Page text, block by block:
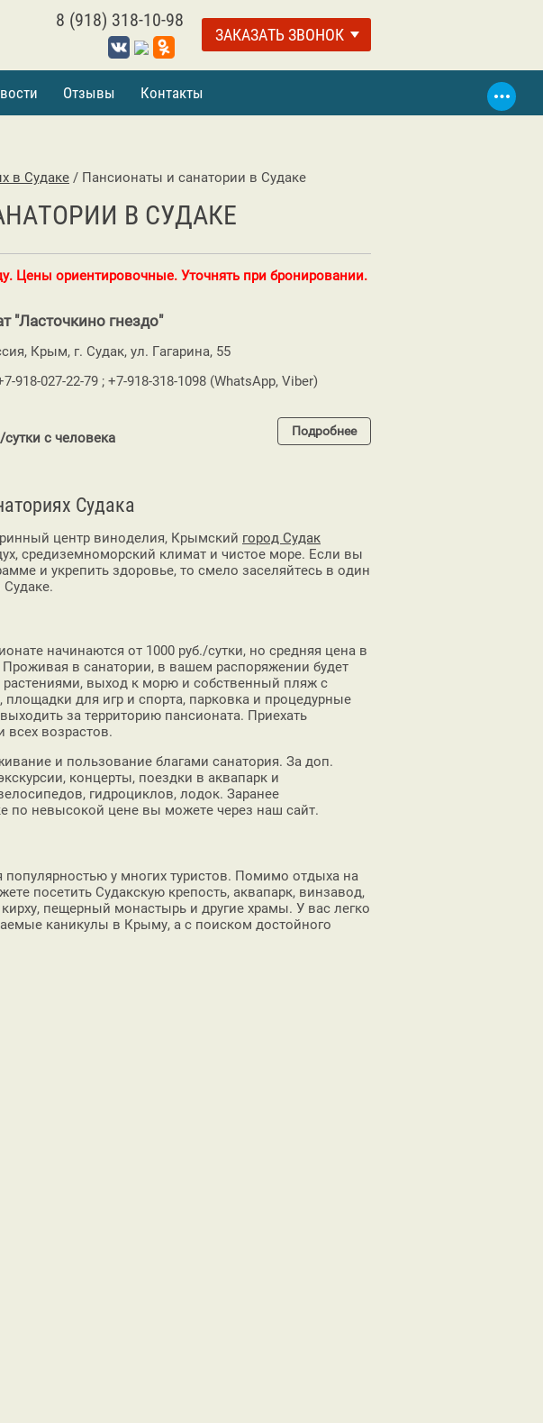
8 (918) 318-10-98
ЗАКАЗАТЬ ЗВОНОК
Отзывы Контакты
в Судаке / Пансионаты и санатории в Судаке
В СУДАКЕ
Цены ориентировочные. Уточнять при бронировании.
"Ласточкино гнездо"
Крым, г. Судак, ул. Гагарина, 55
918-027-22-79 ; +7-918-318-1098 (WhatsApp, Viber)
сутки с человека Подробнее
Судака
центр виноделия, Крымский город Судак
средиземноморский климат и чистое море. Если вы
и укрепить здоровье, то смело заселяйтесь в один
начинаются от 1000 руб./сутки, но средняя цена в
в санатории, в вашем распоряжении будет
выход к морю и собственный пляж с
площадки для игр и спорта, парковка и процедурные
за территорию пансионата. Приехать
всех возрастов.
и пользование благами санатория. За доп.
концерты, поездки в аквапарк и
гидроциклов, лодок. Заранее
по невысокой цене вы можете через наш сайт.
популярностью у многих туристов. Помимо отдыха на
посетить Судакскую крепость, аквапарк, винзавод,
пещерный монастырь и другие храмы. У вас легко
каникулы в Крыму, а с поиском достойного